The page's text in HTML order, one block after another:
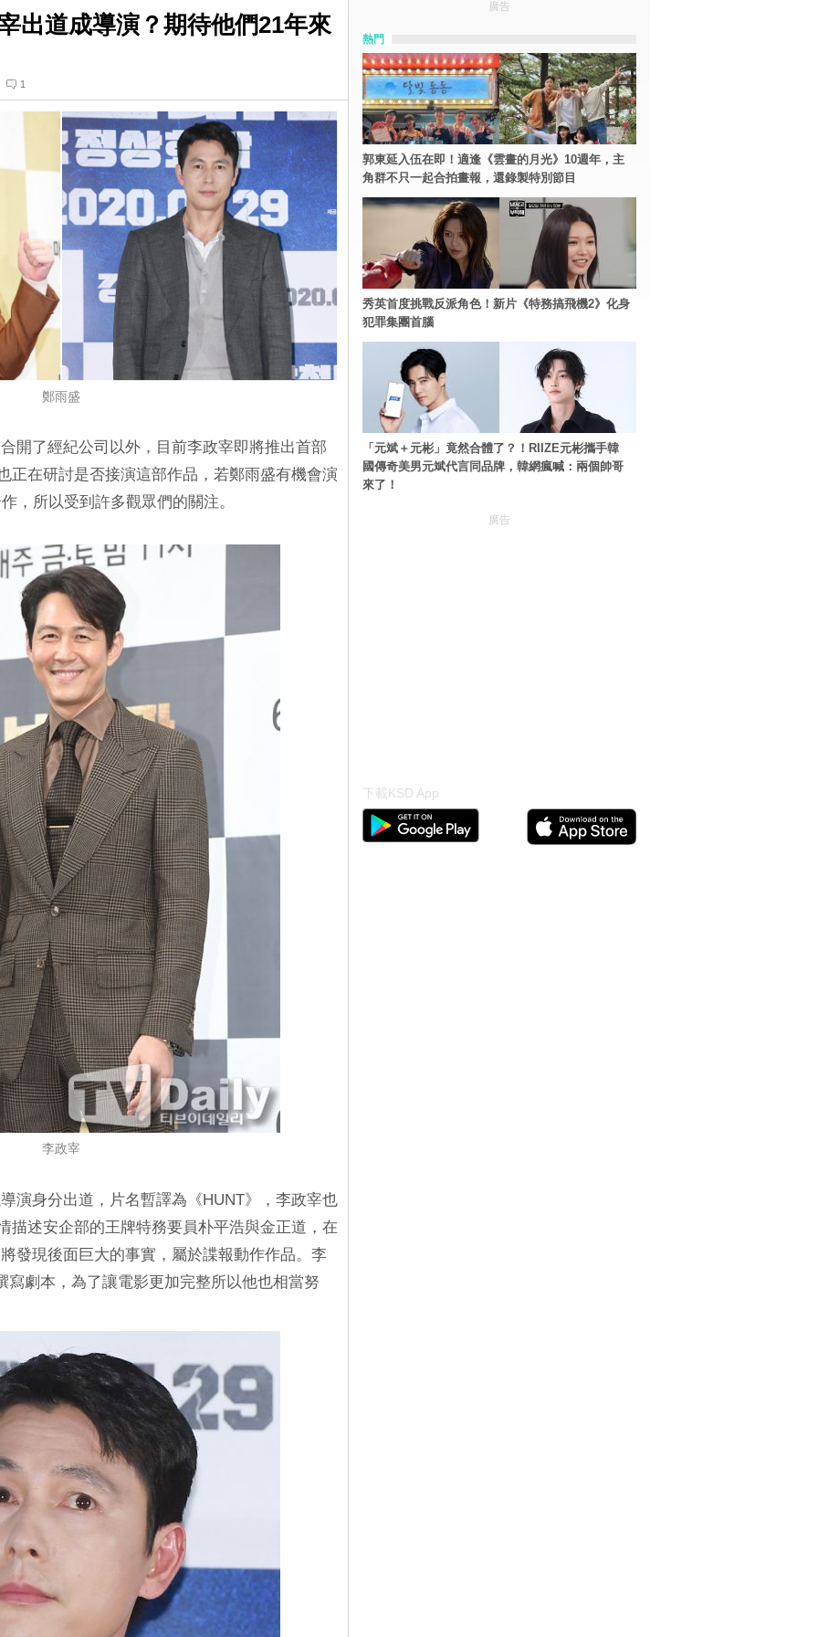
出道成導演？期待他們21年來
1
鄭雨盛
開了經紀公司以外，目前李政宰即將推出首部
正在研討是否接演這部作品，若鄭雨盛有機會演
，所以受到許多觀眾們的關注。
李政宰
演身分出道，片名暫譯為《HUNT》，李政宰也
描述安企部的王牌特務要員朴平浩與金正道，在
發現後面巨大的事實，屬於諜報動作作品。李
寫劇本，為了讓電影更加完整所以他也相當努
廣告
熱門
郭東延入伍在即！適逢《雲畫的月光》10週年，主
角群不只一起合拍畫報，還錄製特別節目
秀英首度挑戰反派角色！新片《特務搞飛機2》化身
犯罪集團首腦
「元斌＋元彬」竟然合體了？！RIIZE元彬攜手韓
國傳奇美男元斌代言同品牌，韓網瘋喊：兩個帥哥
來了！
廣告
下載KSD App